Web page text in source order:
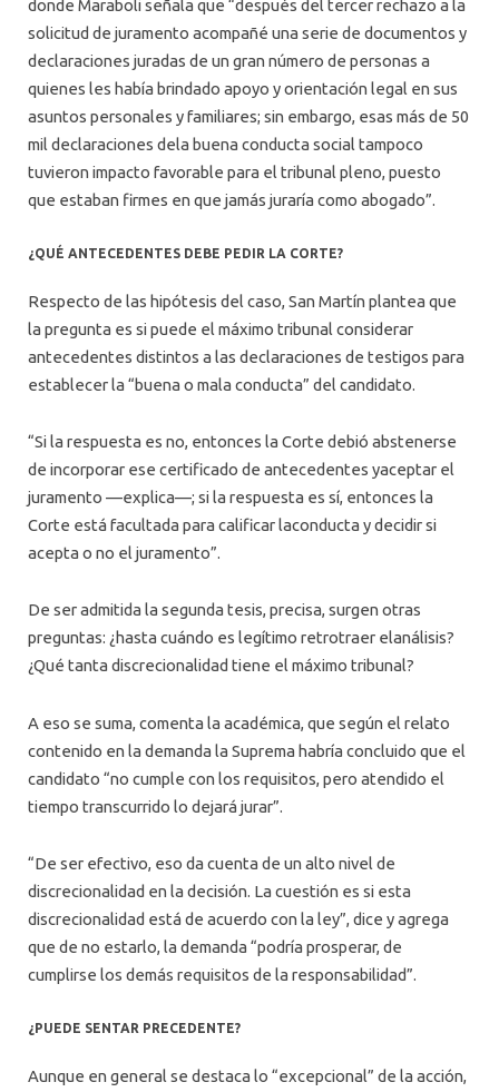
donde Maraboli señala que “después del tercer rechazo a la
solicitud de juramento acompañé una serie de documentos y
declaraciones juradas de un gran número de personas a
quienes les había brindado apoyo y orientación legal en sus
asuntos personales y familiares; sin embargo, esas más de 50
mil declaraciones dela buena conducta social tampoco
tuvieron impacto favorable para el tribunal pleno, puesto
que estaban firmes en que jamás juraría como abogado”.
¿QUÉ ANTECEDENTES DEBE PEDIR LA CORTE?
Respecto de las hipótesis del caso, San Martín plantea que
la pregunta es si puede el máximo tribunal considerar
antecedentes distintos a las declaraciones de testigos para
establecer la “buena o mala conducta” del candidato.
“Si la respuesta es no, entonces la Corte debió abstenerse
de incorporar ese certificado de antecedentes yaceptar el
juramento —explica—; si la respuesta es sí, entonces la
Corte está facultada para calificar laconducta y decidir si
acepta o no el juramento”.
De ser admitida la segunda tesis, precisa, surgen otras
preguntas: ¿hasta cuándo es legítimo retrotraer elanálisis?
¿Qué tanta discrecionalidad tiene el máximo tribunal?
A eso se suma, comenta la académica, que según el relato
contenido en la demanda la Suprema habría concluido que el
candidato “no cumple con los requisitos, pero atendido el
tiempo transcurrido lo dejará jurar”.
“De ser efectivo, eso da cuenta de un alto nivel de
discrecionalidad en la decisión. La cuestión es si esta
discrecionalidad está de acuerdo con la ley”, dice y agrega
que de no estarlo, la demanda “podría prosperar, de
cumplirse los demás requisitos de la responsabilidad”.
¿PUEDE SENTAR PRECEDENTE?
Aunque en general se destaca lo “excepcional” de la acción,